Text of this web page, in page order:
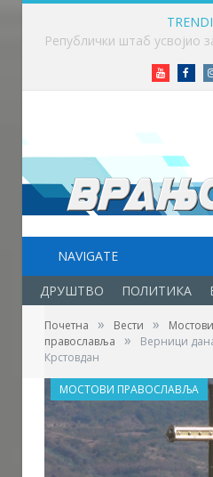
Викенд у знаку
Youtube
NAVIGATE
ДРУШТВО ПОЛИТИКА
Почетна » Вести »
Мостови
православља
»
Верници
Крстовдан
МОСТОВИ ПРАВОСЛАВЉА